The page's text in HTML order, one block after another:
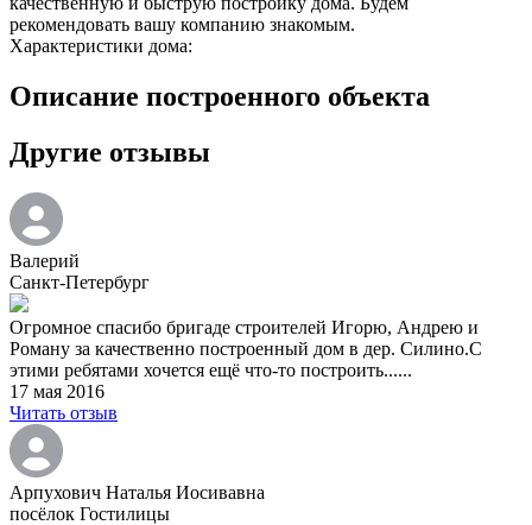
рекомендовать вашу компанию знакомым.
Характеристики дома:
Описание построенного объекта
Другие отзывы
Валерий
Санкт-Петербург
Огромное спасибо бригаде строителей Игорю, Андрею и
Роману за качественно построенный дом в дер. Силино.С
этими ребятами хочется ещё что-то построить......
17 мая 2016
Читать отзыв
Арпухович Наталья Иосивавна
посёлок Гостилицы